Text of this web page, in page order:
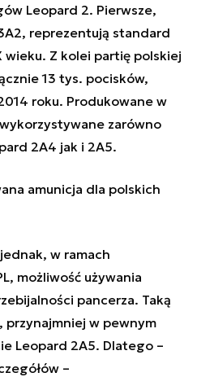
Leopard 2. Pierwsze,
reprezentują standard
wieku. Z kolei partię polskiej
13 tys. pocisków,
roku. Produkowane w
zarówno
2A4 jak i 2A5.
amunicja dla polskich
w ramach
możliwość używania
pancerza. Taką
przynajmniej w pewnym
Leopard 2A5. Dlatego –
–